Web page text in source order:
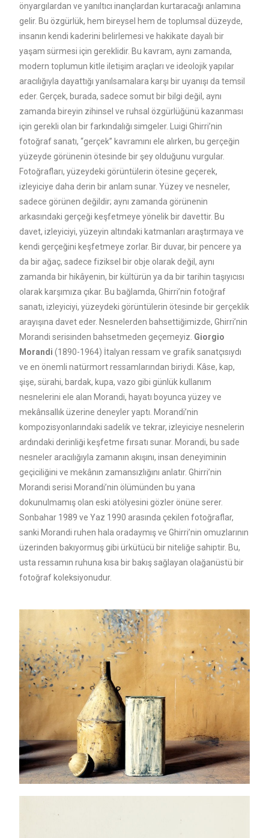
önyargılardan ve yanıltıcı inançlardan kurtaracağı anlamına
gelir. Bu özgürlük, hem bireysel hem de toplumsal düzeyde,
insanın kendi kaderini belirlemesi ve hakikate dayalı bir
yaşam sürmesi için gereklidir. Bu kavram, aynı zamanda,
modern toplumun kitle iletişim araçları ve ideolojik yapılar
aracılığıyla dayattığı yanılsamalara karşı bir uyanışı da temsil
eder. Gerçek, burada, sadece somut bir bilgi değil, aynı
zamanda bireyin zihinsel ve ruhsal özgürlüğünü kazanması
için gerekli olan bir farkındalığı simgeler. Luigi Ghirri’nin
fotoğraf sanatı, “gerçek” kavramını ele alırken, bu gerçeğin
yüzeyde görünenin ötesinde bir şey olduğunu vurgular.
Fotoğrafları, yüzeydeki görüntülerin ötesine geçerek,
izleyiciye daha derin bir anlam sunar. Yüzey ve nesneler,
sadece görünen değildir; aynı zamanda görünenin
arkasındaki gerçeği keşfetmeye yönelik bir davettir. Bu
davet, izleyiciyi, yüzeyin altındaki katmanları araştırmaya ve
kendi gerçeğini keşfetmeye zorlar. Bir duvar, bir pencere ya
da bir ağaç, sadece fiziksel bir obje olarak değil, aynı
zamanda bir hikâyenin, bir kültürün ya da bir tarihin taşıyıcısı
olarak karşımıza çıkar. Bu bağlamda, Ghirri’nin fotoğraf
sanatı, izleyiciyi, yüzeydeki görüntülerin ötesinde bir gerçeklik
arayışına davet eder. Nesnelerden bahsettiğimizde, Ghirri’nin
Morandi serisinden bahsetmeden geçemeyiz. Giorgio
Morandi (1890-1964) İtalyan ressam ve grafik sanatçısıydı
ve en önemli natürmort ressamlarından biriydi. Kâse, kap,
şişe, sürahi, bardak, kupa, vazo gibi günlük kullanım
nesnelerini ele alan Morandi, hayatı boyunca yüzey ve
mekânsallık üzerine deneyler yaptı. Morandi’nin
kompozisyonlarındaki sadelik ve tekrar, izleyiciye nesnelerin
ardındaki derinliği keşfetme fırsatı sunar. Morandi, bu sade
nesneler aracılığıyla zamanın akışını, insan deneyiminin
geçiciliğini ve mekânın zamansızlığını anlatır. Ghirri’nin
Morandi serisi Morandi’nin ölümünden bu yana
dokunulmamış olan eski atölyesini gözler önüne serer.
Sonbahar 1989 ve Yaz 1990 arasında çekilen fotoğraflar,
sanki Morandi ruhen hala oradaymış ve Ghirri’nin omuzlarının
üzerinden bakıyormuş gibi ürkütücü bir niteliğe sahiptir. Bu,
usta ressamın ruhuna kısa bir bakış sağlayan olağanüstü bir
fotoğraf koleksiyonudur.